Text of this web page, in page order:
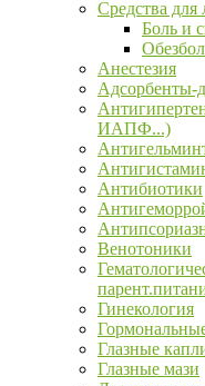
Средства для
Боль и
Анестезия
Адсорбенты-
ИАПФ...)
Антибиотики
Венотоники
Гинекология
Глазные
Глазные мази